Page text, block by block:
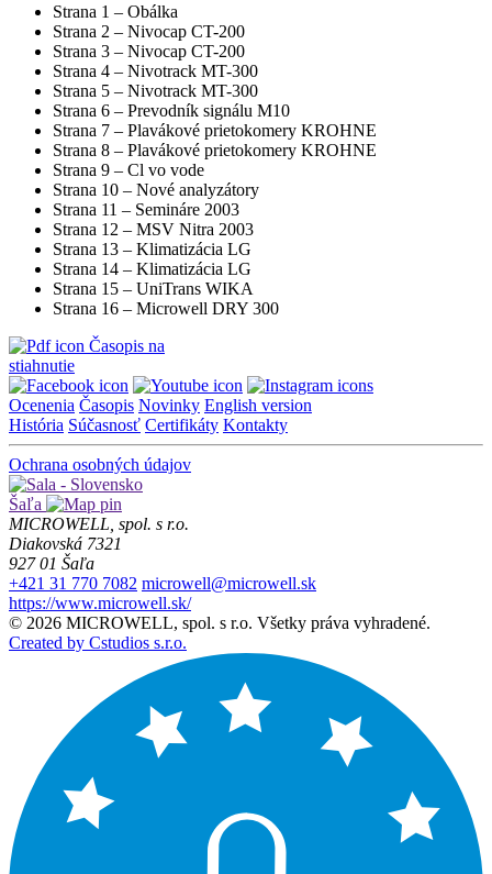
Strana 1 – Obálka
Strana 2 – Nivocap CT-200
Strana 3 – Nivocap CT-200
Strana 4 – Nivotrack MT-300
Strana 5 – Nivotrack MT-300
Strana 6 – Prevodník signálu M10
Strana 7 – Plavákové prietokomery KROHNE
Strana 8 – Plavákové prietokomery KROHNE
Strana 9 – Cl vo vode
Strana 10 – Nové analyzátory
Strana 11 – Semináre 2003
Strana 12 – MSV Nitra 2003
Strana 13 – Klimatizácia LG
Strana 14 – Klimatizácia LG
Strana 15 – UniTrans WIKA
Strana 16 – Microwell DRY 300
Časopis na
stiahnutie
Ocenenia Časopis Novinky English version
História Súčasnosť Certifikáty Kontakty
Ochrana osobných údajov
Šaľa
MICROWELL, spol. s r.o.
Diakovská 7321
927 01 Šaľa
+421 31 770 7082 microwell@microwell.sk
https://www.microwell.sk/
© 2026 MICROWELL, spol. s r.o. Všetky práva vyhradené.
Created by Cstudios s.r.o.